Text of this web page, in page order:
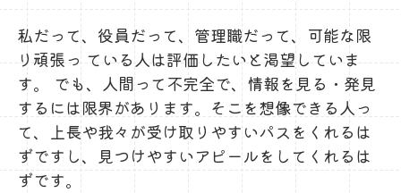
私だって、役員だって、管理職だって、可能な限
り頑張っ ている人は評価したいと渇望していま
す。 でも、人間って不完全で、情報を見る・発見
するには限界があります。そこを想像できる人っ
て、上長や我々が受け取りやすいパスをくれるは
ずですし、見つけやすいアピールをしてくれるは
ずです。